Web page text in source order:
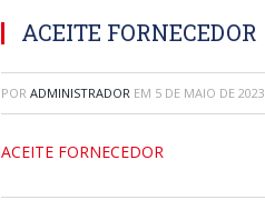
ACEITE FORNECEDOR
POR ADMINISTRADOR EM 5 DE MAIO DE 2023
ACEITE FORNECEDOR